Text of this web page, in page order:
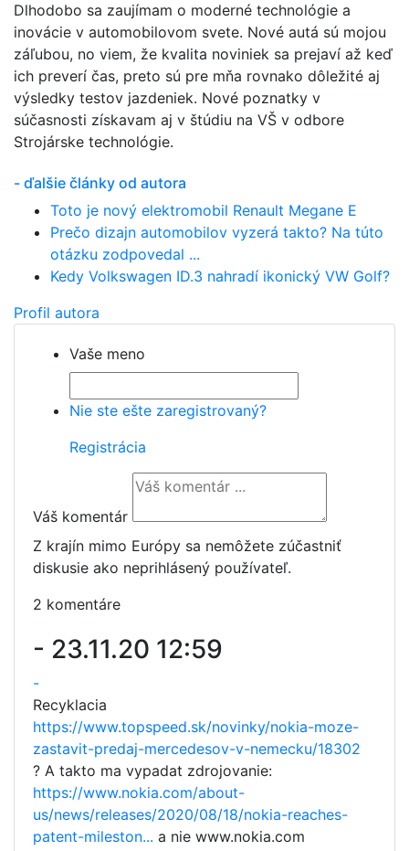
Dlhodobo sa zaujímam o moderné technológie a
inovácie v automobilovom svete. Nové autá sú mojou
záľubou, no viem, že kvalita noviniek sa prejaví až keď
ich preverí čas, preto sú pre mňa rovnako dôležité aj
výsledky testov jazdeniek. Nové poznatky v
súčasnosti získavam aj v štúdiu na VŠ v odbore
Strojárske technológie.
- ďalšie články od autora
Toto je nový elektromobil Renault Megane E
Prečo dizajn automobilov vyzerá takto? Na túto
otázku zodpovedal ...
Kedy Volkswagen ID.3 nahradí ikonický VW Golf?
Profil autora
Vaše meno
Nie ste ešte zaregistrovaný?
Registrácia
Váš komentár
Z krajín mimo Európy sa nemôžete zúčastniť
diskusie ako neprihlásený používateľ.
2 komentáre
- 23.11.20 12:59
-
Recyklacia
https://www.topspeed.sk/novinky/nokia-moze-
zastavit-predaj-mercedesov-v-nemecku/18302
? A takto ma vypadat zdrojovanie:
https://www.nokia.com/about-
us/news/releases/2020/08/18/nokia-reaches-
patent-mileston... a nie www.nokia.com